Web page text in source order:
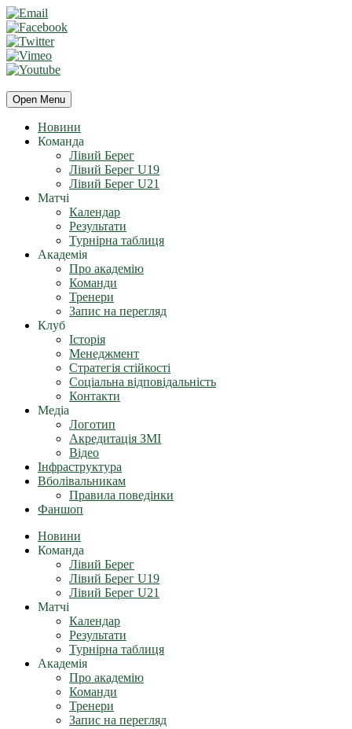
Open Menu
Новини
Команда
Лівий Берег
Лівий Берег U19
Лівий Берег U21
Матчі
Календар
Результати
Турнірна таблиця
Академія
Про академію
Команди
Тренери
Запис на перегляд
Клуб
Історія
Менеджмент
Стратегія стійкості
Соціальна відповідальність
Контакти
Медіа
Логотип
Акредитація ЗМІ
Відео
Інфраструктура
Вболівальникам
Правила поведінки
Фаншоп
Новини
Команда
Лівий Берег
Лівий Берег U19
Лівий Берег U21
Матчі
Календар
Результати
Турнірна таблиця
Академія
Про академію
Команди
Тренери
Запис на перегляд